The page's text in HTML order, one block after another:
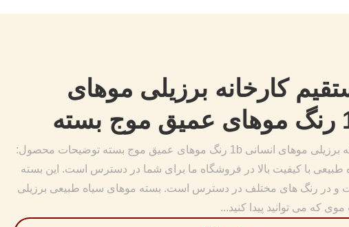
کارخانه برزیلی موهای
فروش مستقیم کارخانه برزیلی موهای انسانی 1b رنگ موهای عمیق موج بسته توضیحات محصول:
طبیعی با کیفیت بالا در فروشگاه ما برای شما در دسترس است. این بسته
100٪ است و در رنگ های مختلف در دسترس است. بسته موهای سیاه طبیعی برزیلی
که می توانید پیدا کنید...